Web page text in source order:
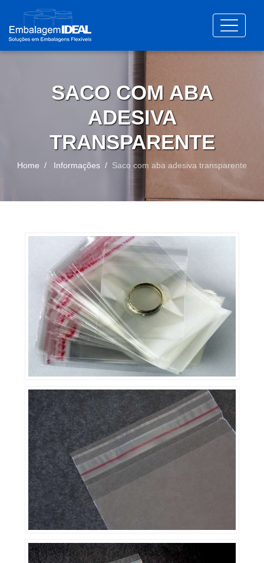
SACO COM ABA
ADESIVA
TRANSPARENTE
Home Informações Saco com aba adesiva transparente